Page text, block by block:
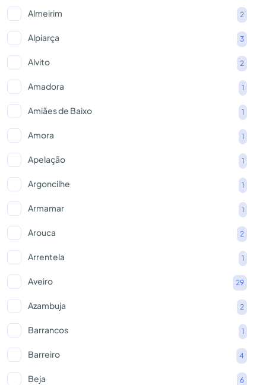
Almeirim 2
Alpiarça 3
Alvito 2
Amadora 1
Amiães de Baixo 1
Amora 1
Apelação 1
Argoncilhe 1
Armamar 1
Arouca 2
Arrentela 1
Aveiro 29
Azambuja 2
Barrancos 1
Barreiro 4
Beja 6